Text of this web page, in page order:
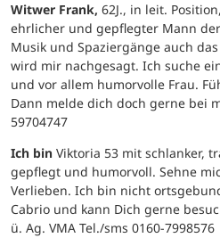
Witwer Frank, 62J., in leit.
ehrlicher und gepflegter Mann
Musik und Spaziergänge auch
wird mir nachgesagt. Ich suche
und vor allem humorvolle Frau.
Dann melde dich doch gerne bei
59704747
Ich bin Viktoria 53 mit schlanker,
gepflegt und humorvoll. Sehne
Verlieben. Ich bin nicht
Cabrio und kann Dich gerne
ü. Ag. VMA Tel./sms 0160-7998576